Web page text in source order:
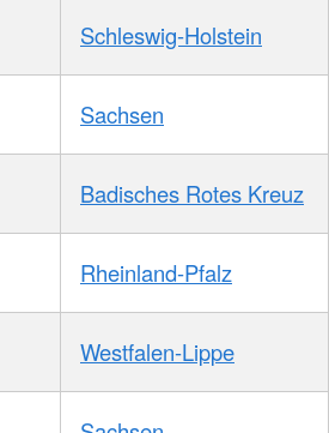
Schleswig-Holstein
Sachsen
Badisches Rotes Kreuz
Rheinland-Pfalz
Westfalen-Lippe